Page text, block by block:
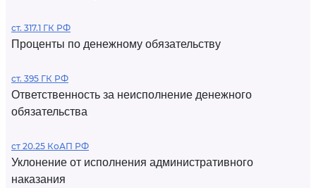
ст. 317.1 ГК РФ
Проценты по денежному обязательству
ст. 395 ГК РФ
Ответственность за неисполнение денежного
обязательства
ст 20.25 КоАП РФ
Уклонение от исполнения административного
наказания